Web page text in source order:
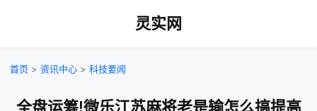
灵实网
首页 > 资讯中心 > 科技要闻
全盘运筹!微乐江苏麻将老是输怎么搞提高